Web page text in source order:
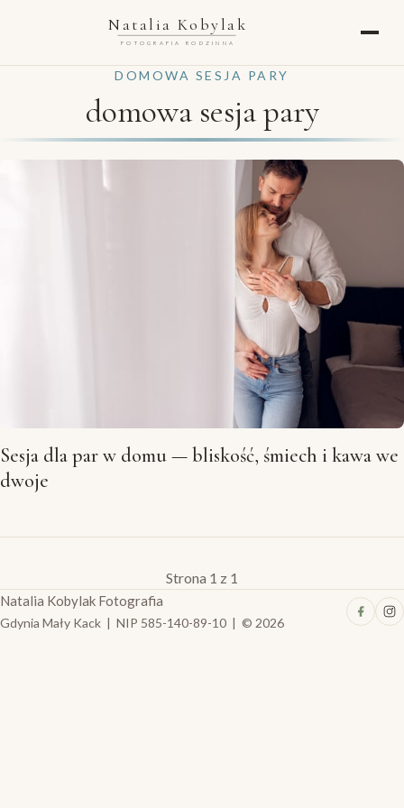
Natalia Kobylak
FOTOGRAFIA RODZINNA
DOMOWA SESJA PARY
domowa sesja pary
Sesja dla par w domu — bliskość, śmiech i kawa we
dwoje
Strona 1 z 1
Natalia Kobylak Fotografia
Gdynia Mały Kack | NIP 585-140-89-10 | © 2026